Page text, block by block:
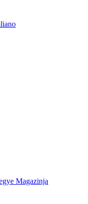
Magazinja